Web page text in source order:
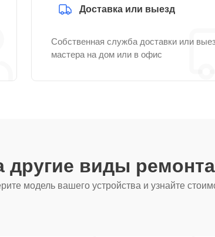
Доставка или выезд
Собственная служба доставки или
мастера на дом или в офис
другие виды ремонта
модель вашего устройства и узнайте